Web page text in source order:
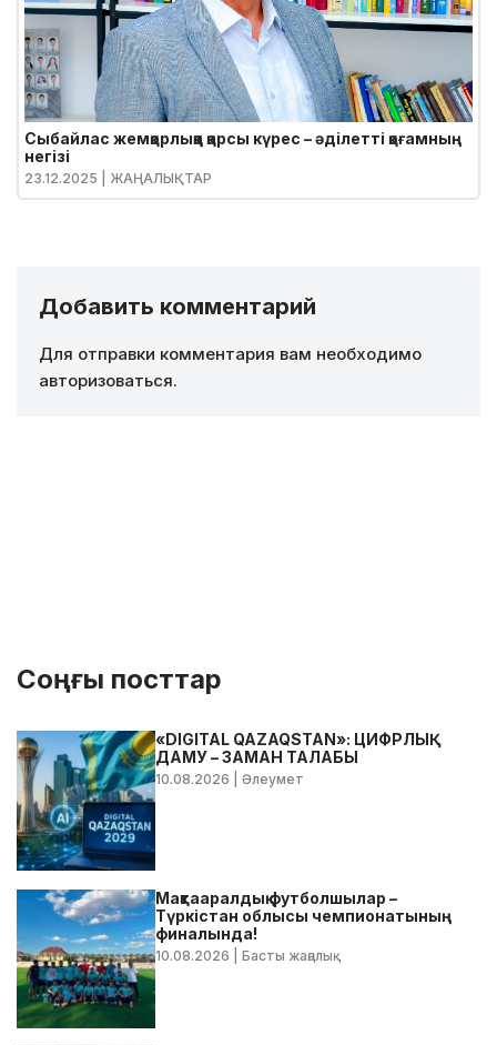
Сыбайлас жемқорлыққа қарсы күрес – әділетті қоғамның
негізі
23.12.2025 | ЖАҢАЛЫҚТАР
Добавить комментарий
Для отправки комментария вам необходимо
авторизоваться.
Соңғы посттар
«DIGITAL QAZAQSTAN»: ЦИФРЛЫҚ
ДАМУ – ЗАМАН ТАЛАБЫ
10.08.2026 | Әлеумет
Мақтааралдық футболшылар –
Түркістан облысы чемпионатының
финалында!
10.08.2026 | Басты жаңалық